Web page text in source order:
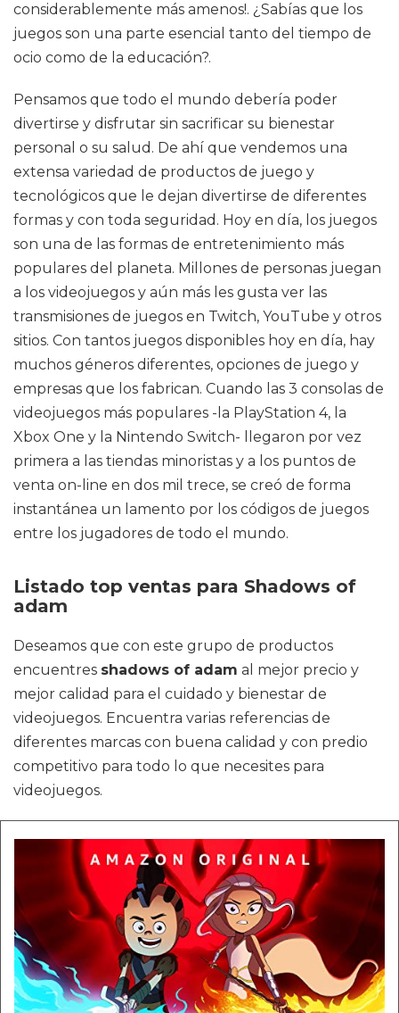
considerablemente más amenos!. ¿Sabías que los
juegos son una parte esencial tanto del tiempo de
ocio como de la educación?.
Pensamos que todo el mundo debería poder
divertirse y disfrutar sin sacrificar su bienestar
personal o su salud. De ahí que vendemos una
extensa variedad de productos de juego y
tecnológicos que le dejan divertirse de diferentes
formas y con toda seguridad. Hoy en día, los juegos
son una de las formas de entretenimiento más
populares del planeta. Millones de personas juegan
a los videojuegos y aún más les gusta ver las
transmisiones de juegos en Twitch, YouTube y otros
sitios. Con tantos juegos disponibles hoy en día, hay
muchos géneros diferentes, opciones de juego y
empresas que los fabrican. Cuando las 3 consolas de
videojuegos más populares -la PlayStation 4, la
Xbox One y la Nintendo Switch- llegaron por vez
primera a las tiendas minoristas y a los puntos de
venta on-line en dos mil trece, se creó de forma
instantánea un lamento por los códigos de juegos
entre los jugadores de todo el mundo.
Listado top ventas para Shadows of
adam
Deseamos que con este grupo de productos
encuentres shadows of adam al mejor precio y
mejor calidad para el cuidado y bienestar de
videojuegos. Encuentra varias referencias de
diferentes marcas con buena calidad y con predio
competitivo para todo lo que necesites para
videojuegos.